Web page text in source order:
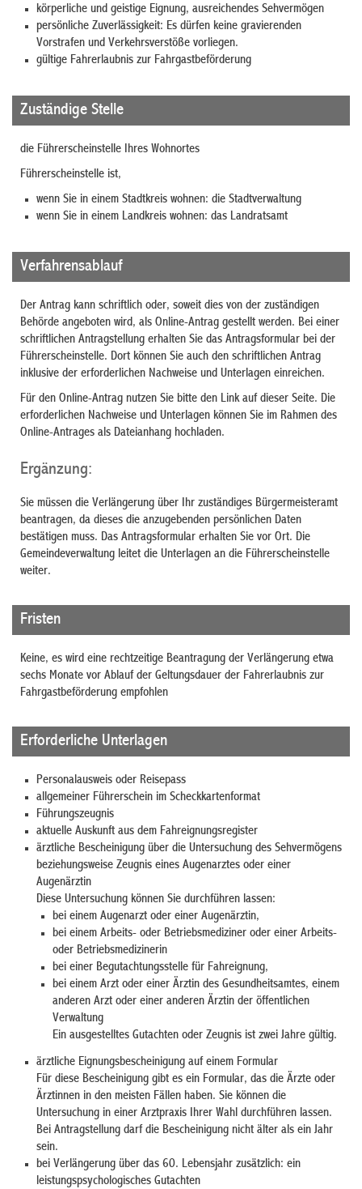
körperliche und geistige Eignung, ausreichendes Sehvermögen
persönliche Zuverlässigkeit: Es dürfen keine gravierenden
Vorstrafen und Verkehrsverstöße vorliegen.
gültige Fahrerlaubnis zur Fahrgastbeförderung
Zuständige Stelle
die Führerscheinstelle Ihres Wohnortes
Führerscheinstelle ist,
wenn Sie in einem Stadtkreis wohnen: die Stadtverwaltung
wenn Sie in einem Landkreis wohnen: das Landratsamt
Verfahrensablauf
Der Antrag kann schriftlich oder, soweit dies von der zuständigen
Behörde angeboten wird, als Online-Antrag gestellt werden. Bei einer
schriftlichen Antragstellung erhalten Sie das Antragsformular bei der
Führerscheinstelle. Dort können Sie auch den schriftlichen Antrag
inklusive der erforderlichen Nachweise und Unterlagen einreichen.
Für den Online-Antrag nutzen Sie bitte den Link auf dieser Seite. Die
erforderlichen Nachweise und Unterlagen können Sie im Rahmen des
Online-Antrages als Dateianhang hochladen.
Ergänzung:
Sie müssen die Verlängerung über Ihr zuständiges Bürgermeisteramt
beantragen, da dieses die anzugebenden persönlichen Daten
bestätigen muss. Das Antragsformular erhalten Sie vor Ort. Die
Gemeindeverwaltung leitet die Unterlagen an die Führerscheinstelle
weiter.
Fristen
Keine, es wird eine rechtzeitige Beantragung der Verlängerung etwa
sechs Monate vor Ablauf der Geltungsdauer der Fahrerlaubnis zur
Fahrgastbeförderung empfohlen
Erforderliche Unterlagen
Personalausweis oder Reisepass
allgemeiner Führerschein im Scheckkartenformat
Führungszeugnis
aktuelle Auskunft aus dem Fahreignungsregister
ärztliche Bescheinigung über die Untersuchung des Sehvermögens
beziehungsweise Zeugnis eines Augenarztes oder einer
Augenärztin
Diese Untersuchung können Sie durchführen lassen:
bei einem Augenarzt oder einer Augenärztin,
bei einem Arbeits- oder Betriebsmediziner oder einer Arbeits-
oder Betriebsmedizinerin
bei einer Begutachtungsstelle für Fahreignung,
bei einem Arzt oder einer Ärztin des Gesundheitsamtes, einem
anderen Arzt oder einer anderen Ärztin der öffentlichen
Verwaltung
Ein ausgestelltes Gutachten oder Zeugnis ist zwei Jahre gültig.
ärztliche Eignungsbescheinigung auf einem Formular
Für diese Bescheinigung gibt es ein Formular, das die Ärzte oder
Ärztinnen in den meisten Fällen haben. Sie können die
Untersuchung in einer Arztpraxis Ihrer Wahl durchführen lassen.
Bei Antragstellung darf die Bescheinigung nicht älter als ein Jahr
sein.
bei Verlängerung über das 60. Lebensjahr zusätzlich: ein
leistungspsychologisches Gutachten